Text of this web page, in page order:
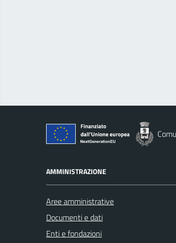
AMMINISTRAZIONE
Aree amministrative
Documenti e dati
Enti e fondazioni